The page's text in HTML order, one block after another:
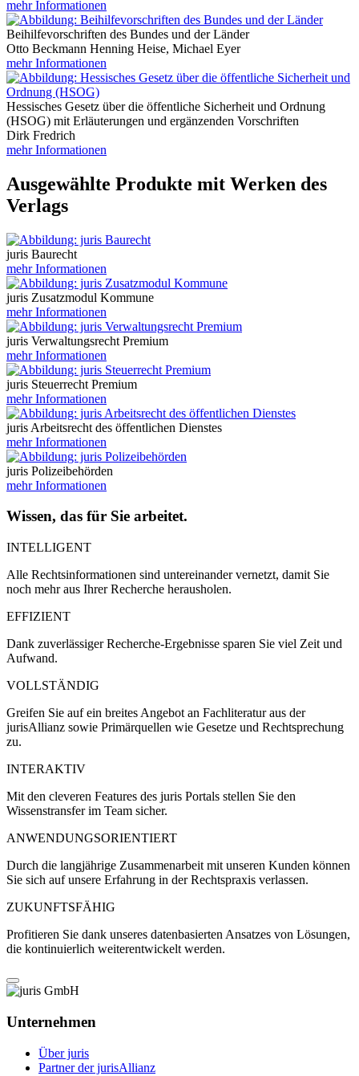
mehr Informationen
Beihilfevorschriften des Bundes und der Länder
Otto Beckmann Henning Heise, Michael Eyer
mehr Informationen
Hessisches Gesetz über die öffentliche Sicherheit und Ordnung
(HSOG) mit Erläuterungen und ergänzenden Vorschriften
Dirk Fredrich
mehr Informationen
Ausgewählte Produkte mit Werken des
Verlags
juris Baurecht
mehr Informationen
juris Zusatzmodul Kommune
mehr Informationen
juris Verwaltungsrecht Premium
mehr Informationen
juris Steuerrecht Premium
mehr Informationen
juris Arbeitsrecht des öffentlichen Dienstes
mehr Informationen
juris Polizeibehörden
mehr Informationen
Wissen, das für Sie arbeitet.
INTELLIGENT
Alle Rechtsinformationen sind untereinander vernetzt, damit Sie
noch mehr aus Ihrer Recherche herausholen.
EFFIZIENT
Dank zuverlässiger Recherche-Ergebnisse sparen Sie viel Zeit und
Aufwand.
VOLLSTÄNDIG
Greifen Sie auf ein breites Angebot an Fachliteratur aus der
jurisAllianz sowie Primärquellen wie Gesetze und Rechtsprechung
zu.
INTERAKTIV
Mit den cleveren Features des juris Portals stellen Sie den
Wissenstransfer im Team sicher.
ANWENDUNGSORIENTIERT
Durch die langjährige Zusammenarbeit mit unseren Kunden können
Sie sich auf unsere Erfahrung in der Rechtspraxis verlassen.
ZUKUNFTSFÄHIG
Profitieren Sie dank unseres datenbasierten Ansatzes von Lösungen,
die kontinuierlich weiterentwickelt werden.
Unternehmen
Über juris
Partner der jurisAllianz